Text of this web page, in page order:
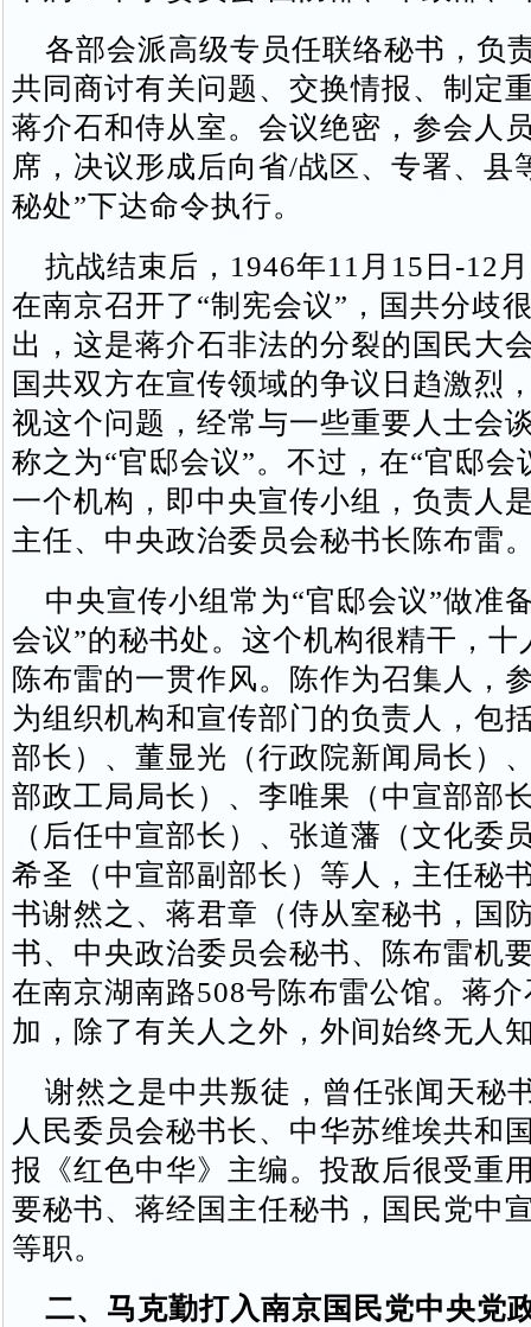
各部会派高级专员任联络秘书，负
共同商讨有关问题、交换情报、制定
蒋介石和侍从室。会议绝密，参会人
席，决议形成后向省/战区、专署、县
秘处”下达命令执行。
抗战结束后，1946年11月15日-12
在南京召开了“制宪会议”，国共分歧
出，这是蒋介石非法的分裂的国民大
国共双方在宣传领域的争议日趋激烈
视这个问题，经常与一些重要人士会
称之为“官邸会议”。不过，在“官邸会
一个机构，即中央宣传小组，负责人
主任、中央政治委员会秘书长陈
中央宣传小组常为“官邸会议”做准
会议”的秘书处。这个机构很精干，十
陈布雷的一贯作风。陈作为召集人，
为组织机构和宣传部门的负责人，包
部长）、董显光（行政院新闻局长）
部政工局局长）、李唯果（中宣部部
（后任中宣部长）、张道藩（文化委
希圣（中宣部副部长）等人，主任秘
书谢然之、蒋君章（侍从室秘书，国
书、中央政治委员会秘书、陈布雷机
在南京湖南路508号陈布雷公馆。蒋
加，除了有关人之外，外间始终无人
谢然之是中共叛徒，曾任张闻天秘
人民委员会秘书长、中华苏维埃共和
报《红色中华》主编。投敌后很受重
要秘书、蒋经国主任秘书，国民党中
等职。
二、马克勤打入南京国民党中央党